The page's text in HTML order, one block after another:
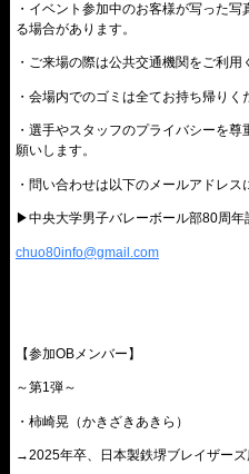
・イベント参加中のお客様が写った
る場合があります。
・ご来場の際は公共交通機関をご利用
・会場内でのゴミは全てお持ち帰りく
・選手やスタッフのプライバシーを
願いします。
・問い合わせは以下のメールアドレス
▶︎中央大学男子バレーボール部80周年
chuo80info@gmail.com
【参加OBメンバー】
～第1弾～
・柿崎晃（かきざきあきら）
→2025年卒、日本製鉄堺ブレイザーズ